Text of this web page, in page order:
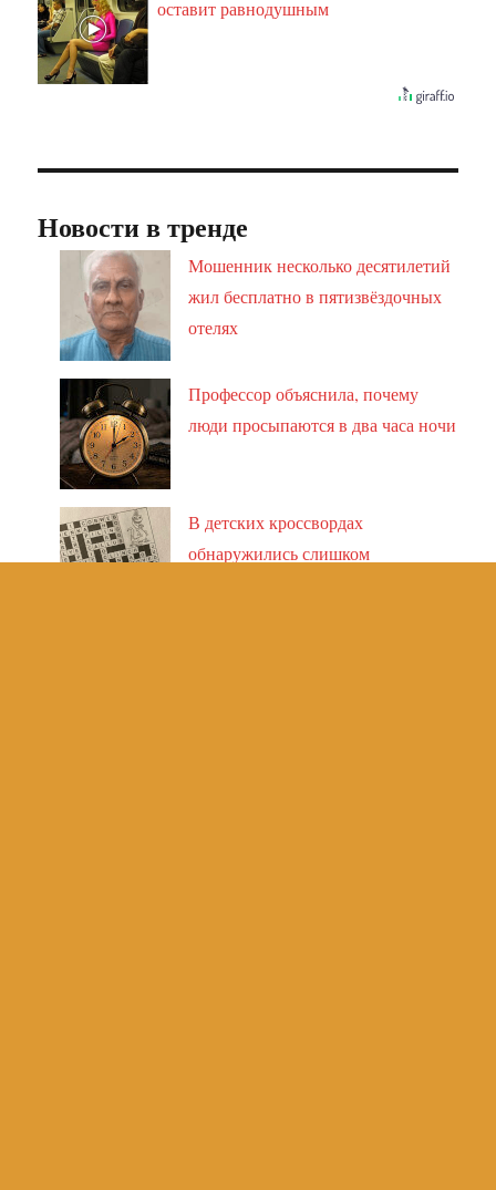
оставит равнодушным
Новости в тренде
Мошенник несколько десятилетий
жил бесплатно в пятизвёздочных
отелях
Профессор объяснила, почему
люди просыпаются в два часа ночи
В детских кроссвордах
обнаружились слишком